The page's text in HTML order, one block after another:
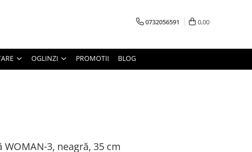
0732056591 0,00
OGLINZI PROMOTII BLOG
WOMAN-3, neagră, 35 cm